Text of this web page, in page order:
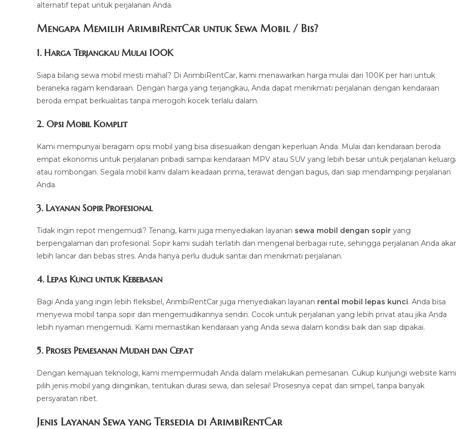
alternatif tepat untuk perjalanan Anda.
Mengapa Memilih ArimbiRentCar untuk Sewa Mobil / Bis?
1. Harga Terjangkau Mulai 100K
Siapa bilang sewa mobil mesti mahal? Di ArimbiRentCar, kami menawarkan harga mulai dari 100K per hari untuk
beraneka ragam kendaraan. Dengan harga yang terjangkau, Anda dapat menikmati perjalanan dengan kendaraan
beroda empat berkualitas tanpa merogoh kocek terlalu dalam.
2. Opsi Mobil Komplit
Kami mempunyai beragam opsi mobil yang bisa disesuaikan dengan keperluan Anda. Mulai dari kendaraan beroda
empat ekonomis untuk perjalanan pribadi sampai kendaraan MPV atau SUV yang lebih besar untuk perjalanan
atau rombongan. Segala mobil kami dalam keadaan prima, terawat dengan bagus, dan siap mendampingi perjalanan
Anda.
3. Layanan Sopir Profesional
Tidak ingin repot mengemudi? Tenang, kami juga menyediakan layanan sewa mobil dengan sopir yang
berpengalaman dan profesional. Sopir kami sudah terlatih dan mengenal berbagai rute, sehingga perjalanan Anda
lebih lancar dan bebas stres. Anda hanya perlu duduk santai dan menikmati perjalanan.
4. Lepas Kunci untuk Kebebasan
Bagi Anda yang ingin lebih fleksibel, ArimbiRentCar juga menyediakan layanan rental mobil lepas kunci. Anda bisa
menyewa mobil tanpa sopir dan mengemudikannya sendiri. Cocok untuk perjalanan yang lebih privat atau jika Anda
lebih nyaman mengemudi. Kami memastikan kendaraan yang Anda sewa dalam kondisi baik dan siap dipakai.
5. Proses Pemesanan Mudah dan Cepat
Dengan kemajuan teknologi, kami mempermudah Anda dalam melakukan pemesanan. Cukup kunjungi website
pilih jenis mobil yang diinginkan, tentukan durasi sewa, dan selesai! Prosesnya cepat dan simpel, tanpa banyak
persyaratan ribet.
Jenis Layanan Sewa yang Tersedia di ArimbiRentCar